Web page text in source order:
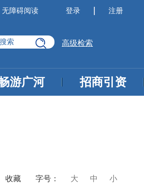
登录 注册
无障碍阅读
高级检索
游广河 招商引资
字号： 大 中 小
收藏